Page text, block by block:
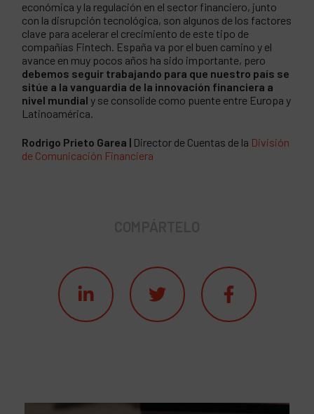
económica y la regulación en el sector financiero, junto
con la disrupción tecnológica, son algunos de los factores
clave para acelerar el crecimiento de este tipo de
compañías Fintech. España va por el buen camino y el
avance en muy pocos años ha sido importante, pero
debemos seguir trabajando para que nuestro país se
sitúe a la vanguardia de la innovación financiera a
nivel mundial y se consolide como puente entre Europa y
Latinoamérica.
Rodrigo Prieto Garea | Director de Cuentas de la División
de Comunicación Financiera